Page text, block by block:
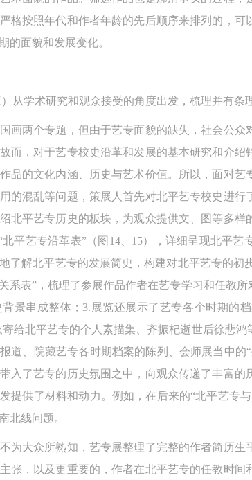
格按照年代和作者年龄的先后顺序来排列的，
的面貌和发展变化。
）从学术研究和观众接受的角度出发，梳理并有条
画两个专题，但由于艺专面貌的缺失，社会公
而，对于艺专校史沿革和发展的基本研究和介
品的文化内涵、历史与艺术价值。所以，面对
的混乱等问题，策展人首先对北平艺专校史进
北平艺专历史的板块，为观众提供文、图等多
平艺专沿革表”（图14、15），详细呈现北平
了解北平艺专的发展简史，构建对北平艺专的初
系表”，梳理了参展作品作者在艺专学习和任教
景串成整体；3.展览还展示了艺专各个时期的
寄给北平艺专的个人素描集、齐振杞逝世后徐悲
道、院藏艺专各时期档案的陈列、会师展当中
入了艺专的历史氛围之中，向观众传递了丰富
提供了材料和动力。例如，在后来的“北平艺专
北线问题。
为大众所熟知，艺专展整理了完整的作者简历
张，以及更重要的，作者在北平艺专的任教时
加本次活动者的人身安全不负有民事及相关连带责任
第五条
参加活动者在此次活动期间应主动遵守美术馆活动秩
何非事故当事人及美术馆将不承担相应的责任与损失
相应的法律条文、组织规定进行协商和赔偿。并追究
责任。
第六条
参与活动者在参与活动时应当在美术馆工作人员及
行，并正确的使用活动中所涉及到的绘画工具、创作
动中任何非事故当事人及美术馆将不承担人身事故的
中央美术学院美术馆肖像权许可使用协议
根据《中华人民共和国广告法》、《中华人民共和国
民法院关于贯彻执行 《中华人民共和国民法通则》
的有关规定，为明确肖像许可方（甲方）和使用方（
系，经双方友好协商，甲乙双方就带有甲方肖像的作
协议：
加本次活动者的人身安全不负有民事及相关连带责任
第五条
参加活动者在此次活动期间应主动遵守美术馆活动秩
何非事故当事人及美术馆将不承担相应的责任与损失
相应的法律条文、组织规定进行协商和赔偿。并追究
责任。
第六条
参与活动者在参与活动时应当在美术馆工作人员及
行，并正确的使用活动中所涉及到的绘画工具、创作
动中任何非事故当事人及美术馆将不承担人身事故的
中央美术学院美术馆肖像权许可使用协议
根据《中华人民共和国广告法》、《中华人民共和国
民法院关于贯彻执行 《中华人民共和国民法通则》
的有关规定，为明确肖像许可方（甲方）和使用方（
系，经双方友好协商，甲乙双方就带有甲方肖像的作
协议：
加本次活动者的人身安全不负有民事及相关连带责任
第五条
参加活动者在此次活动期间应主动遵守美术馆活动秩
何非事故当事人及美术馆将不承担相应的责任与损失
相应的法律条文、组织规定进行协商和赔偿。并追究
责任。
第六条
参与活动者在参与活动时应当在美术馆工作人员及
行，并正确的使用活动中所涉及到的绘画工具、创作
动中任何非事故当事人及美术馆将不承担人身事故的
中央美术学院美术馆肖像权许可使用协议
根据《中华人民共和国广告法》、《中华人民共和国
民法院关于贯彻执行 《中华人民共和国民法通则》
的有关规定，为明确肖像许可方（甲方）和使用方（
系，经双方友好协商，甲乙双方就带有甲方肖像的作
协议：